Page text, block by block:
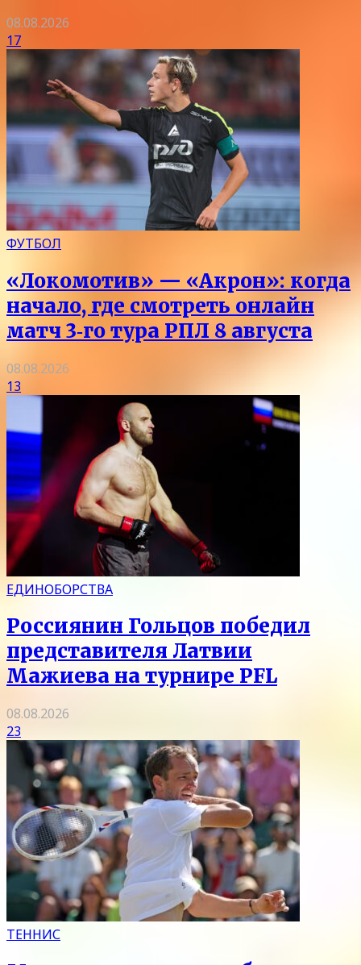
08.08.2026
17
ФУТБОЛ
«Локомотив» — «Акрон»: когда
начало, где смотреть онлайн
матч 3‑го тура РПЛ 8 августа
08.08.2026
13
ЕДИНОБОРСТВА
Россиянин Гольцов победил
представителя Латвии
Мажиева на турнире PFL
08.08.2026
23
ТЕННИС